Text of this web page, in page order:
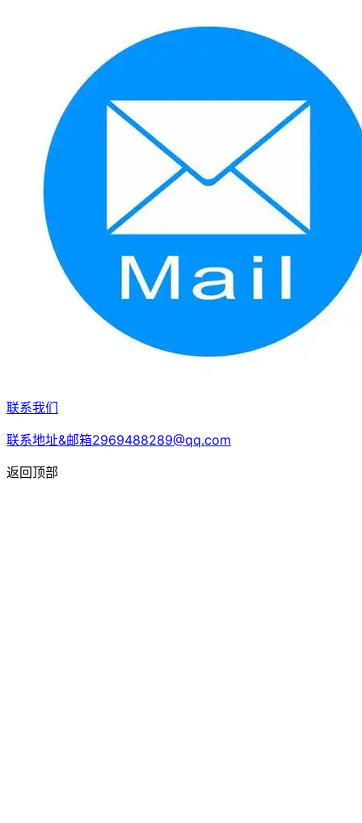
联系我们
联系地址&邮箱2969488289@qq.com
返回顶部